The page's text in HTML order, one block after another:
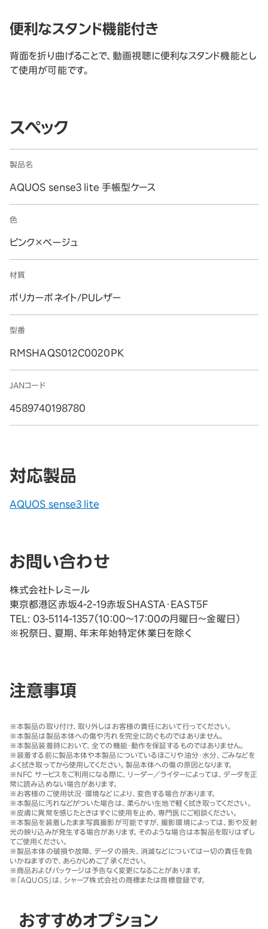
便利なスタンド機能付き
背面を折り曲げることで、動画視聴に便利なスタンド機能とし
て使用が可能です。
スペック
製品名
AQUOS sense3 lite 手帳型ケース
色
ピンク×ベージュ
材質
ポリカーボネイト/PUレザー
型番
RMSHAQS012C0020PK
JANコード
4589740198780
対応製品
AQUOS sense3 lite
お問い合わせ
株式会社トレミール
東京都港区赤坂4-2-19赤坂SHASTA・EAST5F
TEL: 03-5114-1357（10：00～17：00の月曜日～金曜日）
※祝祭日、夏期、年末年始特定休業日を除く
注意事項
※本製品の取り付け、取り外しはお客様の責任において行ってください。
※本製品は製品本体への傷や汚れを完全に防ぐものではありません。
※本製品装着時において、全ての機能・動作を保証するものではありません。
※装着する前に製品本体や本製品についているほこりや油分・水分、ごみなどを
よく拭き取ってから使用してください。製品本体への傷の原因となります。
※ NFC サービスをご利用になる際に、リーダー／ライターによっては、データを正
常に読み込めない場合があります。
※ お客様のご使用状況・環境などにより、変色する場合があります。
※本製品に汚れなどがついた場合は、柔らかい生地で軽く拭き取ってください。
※ 皮膚に異常を感じたときはすぐに使用を止め、専門医にご相談ください。
※本製品を装着したまま写真撮影が可能ですが、撮影環境によっては、影や反射
光の映り込みが発生する場合があります。そのような場合は本製品を取りはずし
てご使用ください。
※製品本体の破損や故障、データの損失、消滅などについては一切の責任を負
いかねますので、あらかじめご了承ください。
※商品およびパッケージは予告なく変更になることがあります。
※ 「AQUOS」は、シャープ株式会社の商標または商標登録です。
おすすめオプション